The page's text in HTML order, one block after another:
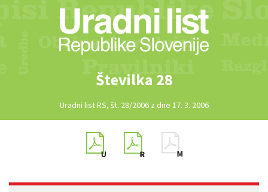
Številka 28
Uradni list RS, št. 28/2006 z dne 17. 3. 2006